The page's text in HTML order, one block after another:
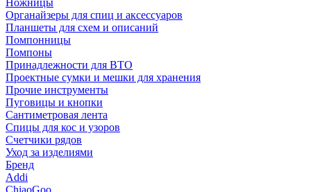
Ножницы
Органайзеры для спиц и аксессуаров
Планшеты для схем и описаний
Помпонницы
Помпоны
Принадлежности для ВТО
Проектные сумки и мешки для хранения
Прочие инструменты
Пуговицы и кнопки
Сантиметровая лента
Спицы для кос и узоров
Счетчики рядов
Уход за изделиями
Бренд
Addi
ChiaoGoo